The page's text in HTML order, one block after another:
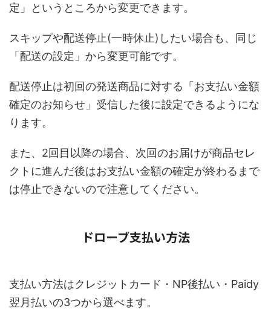
定」というところから変更できます。
スキップや配送停止(一時休止)したい場合も、同じ
「配送の設定」から変更可能です。
配送停止は初回の発送商品に対する「お支払い金額
確定のお知らせ」受信した後に設定できるようにな
ります。
また、2回目以降の場合、次回のお届けが商品セレ
クトに進んだ後はお支払い金額の確定が終わるまで
は停止できないので注意してください。
ドローブ支払い方法
支払い方法はクレジットカード・NP後払い・Paidy
翌月払いの3つから選べます。